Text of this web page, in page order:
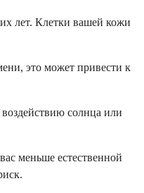
лет. Клетки вашей кожи
это может привести к
солнца или
меньше естественной